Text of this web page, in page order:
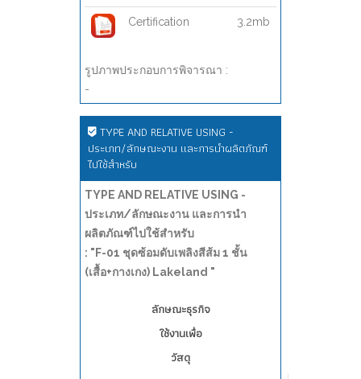
Certification 3.2mb
รูปภาพประกอบการพิจารณา :
-
TYPE AND RELATIVE USING -
ประเภท/ลักษณะงาน และการนำผลิตภัณฑ์
ไปใช้สำหรับ
TYPE AND RELATIVE USING -
ประเภท/ลักษณะงาน และการนำ
ผลิตภัณฑ์ไปใช้สำหรับ
: "F-01 ชุดซ้อมดับเพลิงสีส้ม 1 ชั้น
(เสื้อ+กางเกง) Lakeland "
ลักษณะธุรกิจ
ใช้งานเพื่อ
วัสดุ